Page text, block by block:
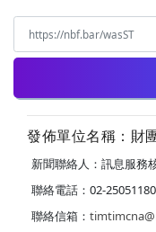
發佈單位名稱：財
新聞聯絡人：訊息服務
聯絡電話：02-25051180
聯絡信箱：